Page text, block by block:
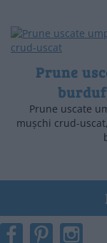
Prune
Prune uscate
mușchi crud-